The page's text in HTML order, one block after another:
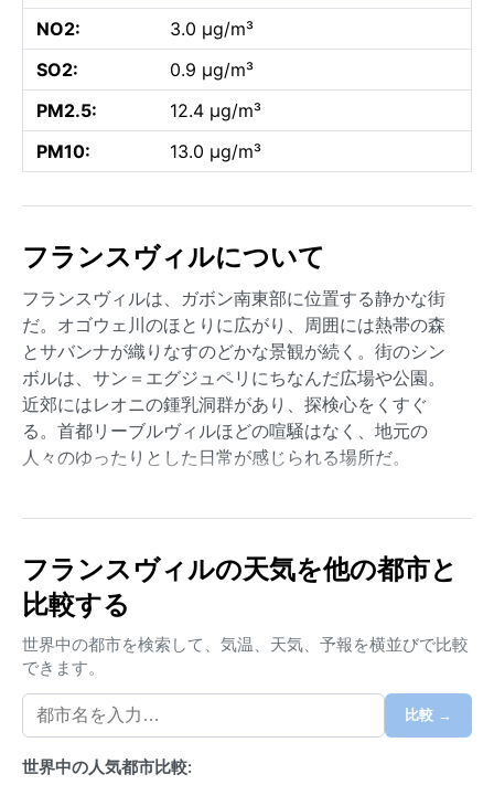
NO2:
3.0 µg/m³
SO2:
0.9 µg/m³
PM2.5:
12.4 µg/m³
PM10:
13.0 µg/m³
フランスヴィルについて
フランスヴィルは、ガボン南東部に位置する静かな街
だ。オゴウェ川のほとりに広がり、周囲には熱帯の森
とサバンナが織りなすのどかな景観が続く。街のシン
ボルは、サン＝エグジュペリにちなんだ広場や公園。
近郊にはレオニの鍾乳洞群があり、探検心をくすぐ
る。首都リーブルヴィルほどの喧騒はなく、地元の
人々のゆったりとした日常が感じられる場所だ。
る。年間を通じて高温多湿だが、雨季と乾季が明確に
発し、湿度は常に高め。特に11月～1月と3月～4月は雨
量がピークに達する。一方、乾季（6月～9月）は比較
服装は通気性の良い綿や麻の軽装が基本。雨季には折
りたたみ傘や防水のサンダルが必須で、虫除けも忘れ
ずに。
旅行に最適なのは乾季の6月から8月。日照時間が長
く、アウトドア活動に適している。ただし、この時期
フランスヴィルの天気を他の都市と
比較する
世界中の都市を検索して、気温、天気、予報を横並びで比較
できます。
比較 →
世界中の人気都市比較: